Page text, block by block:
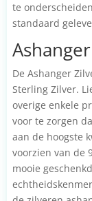
te
standaard
De Ashanger
Sterling Zilver.
overige enkele
voor te zorgen
aan de hoogste
voorzien van de
mooie